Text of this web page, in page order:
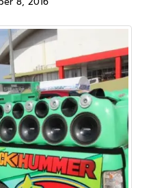
มีสไตล์ด้วย
Bank Autoshop Korat
21, 2016